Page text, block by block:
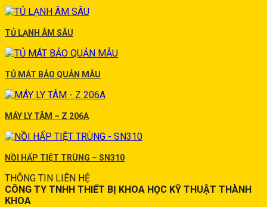
TỦ LẠNH ÂM SÂU
TỦ MÁT BẢO QUẢN MẪU
MÁY LY TÂM – Z 206A
NỒI HẤP TIỆT TRÙNG – SN310
THÔNG TIN LIÊN HỆ
CÔNG TY TNHH THIẾT BỊ KHOA HỌC KỸ THUẬT THÀNH
KHOA